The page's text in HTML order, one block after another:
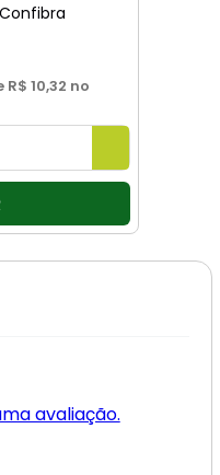
R$ 10,32 no
avaliação.